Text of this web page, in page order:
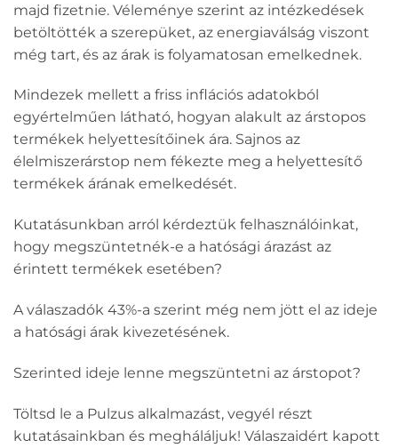
majd fizetnie. Véleménye szerint az intézkedések
betöltötték a szerepüket, az energiaválság viszont
még tart, és az árak is folyamatosan emelkednek.
Mindezek mellett a friss inflációs adatokból
egyértelműen látható, hogyan alakult az árstopos
termékek helyettesítőinek ára. Sajnos az
élelmiszerárstop nem fékezte meg a helyettesítő
termékek árának emelkedését.
Kutatásunkban arról kérdeztük felhasználóinkat,
hogy megszüntetnék-e a hatósági árazást az
érintett termékek esetében?
A válaszadók 43%-a szerint még nem jött el az ideje
a hatósági árak kivezetésének.
Szerinted ideje lenne megszüntetni az árstopot?
Töltsd le a Pulzus alkalmazást, vegyél részt
kutatásainkban és megháláljuk! Válaszaidért kapott